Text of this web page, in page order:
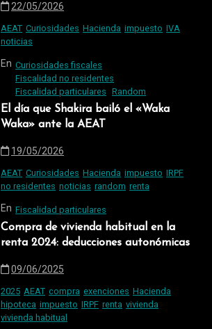
22/05/2026
AEAT Curiosidades Hacienda impuesto IVA
noticias
En Curiosidades fiscales
Fiscalidad no residentes
Fiscalidad particulares Random
El día que Shakira bailó el «Waka
Waka» ante la AEAT
19/05/2026
AEAT Curiosidades Hacienda impuesto IRPF
no residentes noticias random renta
En Fiscalidad particulares
Compra de vivienda habitual en la
renta 2024: deducciones autonómicas
09/06/2025
2025 AEAT compra exenciones Hacienda
hipoteca impuesto IRPF renta vivienda
vivienda habitual